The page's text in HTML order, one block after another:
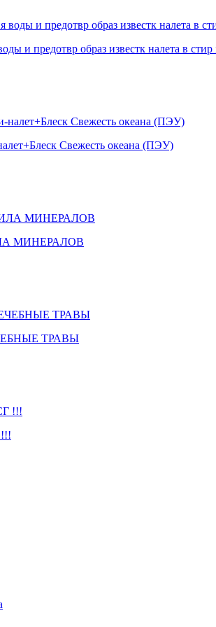
и предотвр образ известк налета в
Свежесть океана (ПЭУ)
МИНЕРАЛОВ
ТРАВЫ